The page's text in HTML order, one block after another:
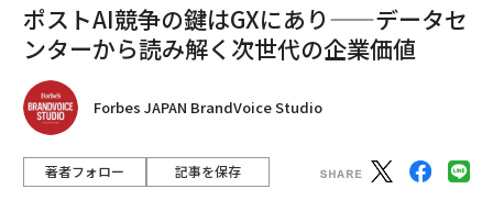
ポストAI競争の鍵はGXにあり——データセ
ンターから読み解く次世代の企業価値
Forbes JAPAN BrandVoice Studio
著者フォロー 記事を保存